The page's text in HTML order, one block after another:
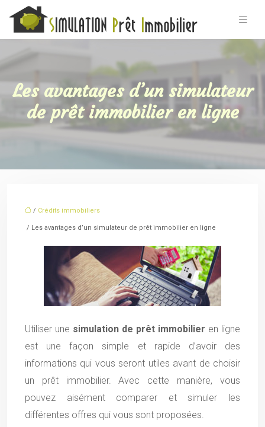
Les avantages d’un simulateur
de prêt immobilier en ligne
/ Crédits immobiliers
/ Les avantages d’un simulateur de prêt immobilier en ligne
Utiliser une simulation de prêt immobilier en ligne
est une façon simple et rapide d’avoir des
informations qui vous seront utiles avant de choisir
un prêt immobilier. Avec cette manière, vous
pouvez aisément comparer et simuler les
différentes offres qui vous sont proposées.